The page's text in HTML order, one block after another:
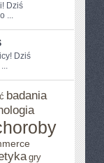
Dziś
...
Dziś⁢
badania
gry